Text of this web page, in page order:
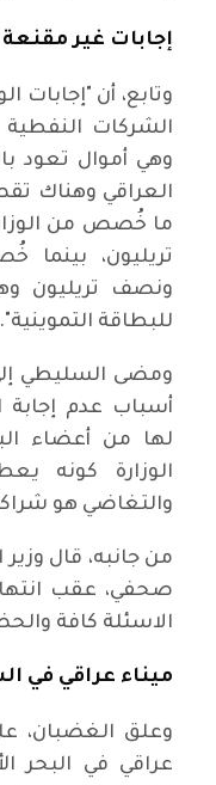
إجابات غير مقنعة
وتابع، أن "إجابات
الشركات
وهي أموال تعود
العراقي وهناك
تريليون، بينما
ونصف
للبطاقة التموينية".
ومضى السليطي
أسباب عدم إجابة
لها من أعضاء
الوزارة كونه
والتغاضي هو
من جانبه، قال
صحفي، عقب
الاسئلة كافة
ميناء عراقي في
وعلق الغضبان،
عراقي في البحر